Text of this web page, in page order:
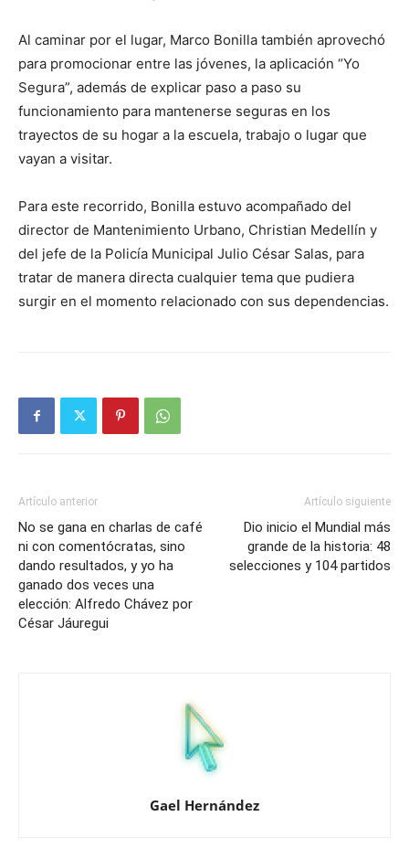
Al caminar por el lugar, Marco Bonilla también aprovechó
para promocionar entre las jóvenes, la aplicación “Yo
Segura”, además de explicar paso a paso su
funcionamiento para mantenerse seguras en los
trayectos de su hogar a la escuela, trabajo o lugar que
vayan a visitar.
Para este recorrido, Bonilla estuvo acompañado del
director de Mantenimiento Urbano, Christian Medellín y
del jefe de la Policía Municipal Julio César Salas, para
tratar de manera directa cualquier tema que pudiera
surgir en el momento relacionado con sus dependencias.
Artículo anterior
No se gana en charlas de café
ni con comentócratas, sino
dando resultados, y yo ha
ganado dos veces una
elección: Alfredo Chávez por
César Jáuregui
Artículo siguiente
Dio inicio el Mundial más
grande de la historia: 48
selecciones y 104 partidos
Gael Hernández